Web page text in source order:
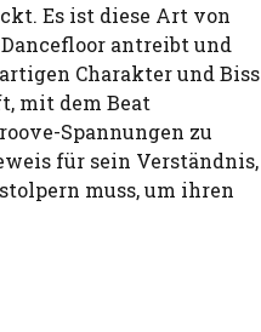
Es ist diese Art von
antreibt und
Charakter und Biss
mit dem Beat
Spannungen zu
für sein Verständnis,
muss, um ihren